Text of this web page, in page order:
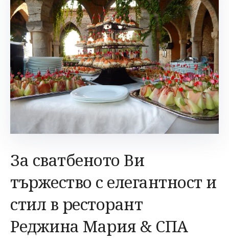
За сватбеното Ви
тържество с елегантност и
стил в ресторант
Реджина Мария & СПА